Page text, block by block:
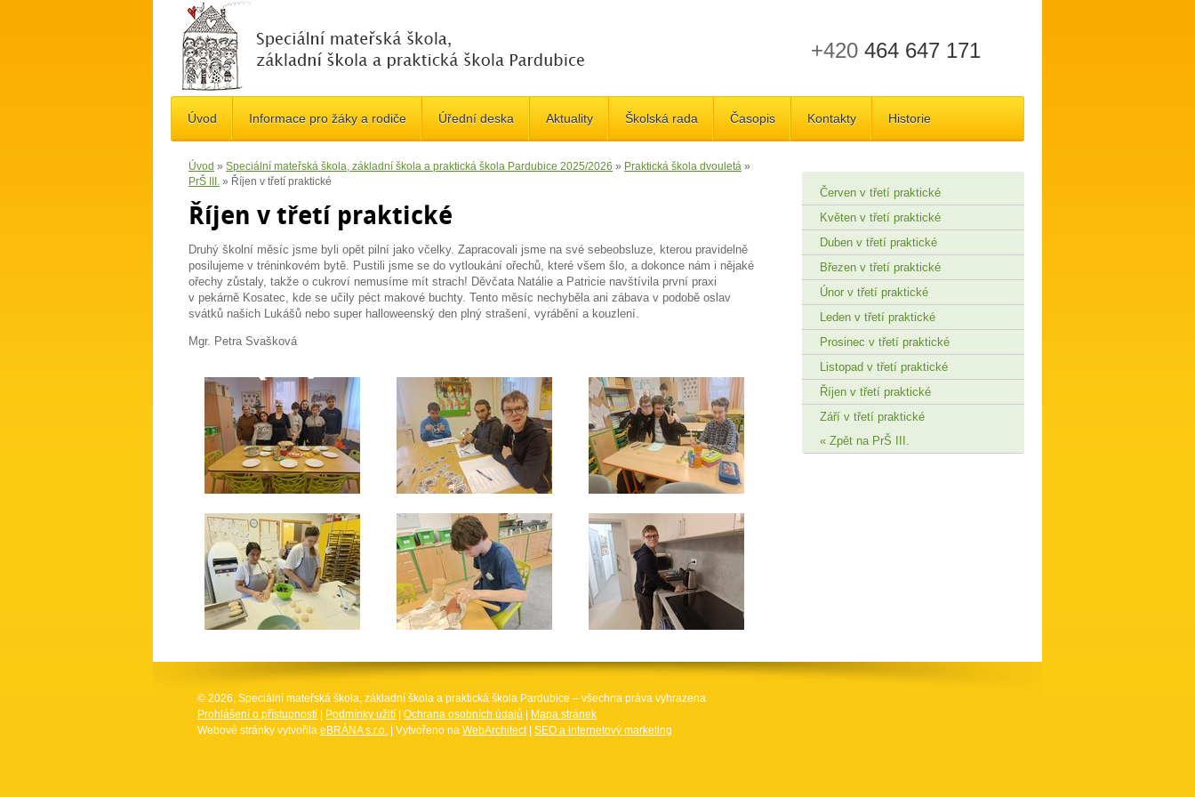
+420 464 647 171
Úvod Informace pro žáky a rodiče Úřední deska Aktuality Školská rada Časopis Kontakty Historie
Úvod » Speciální mateřská škola, základní škola a praktická škola Pardubice 2025/2026 » Praktická škola dvouletá »
PrŠ III. » Říjen v třetí praktické
Říjen v třetí praktické
Druhý školní měsíc jsme byli opět pilní jako včelky. Zapracovali jsme na své sebeobsluze, kterou pravidelně
posilujeme v tréninkovém bytě. Pustili jsme se do vytloukání ořechů, které všem šlo, a dokonce nám i nějaké
ořechy zůstaly, takže o cukroví nemusíme mít strach! Děvčata Natálie a Patricie navštívila první praxi
v pekárně Kosatec, kde se učily péct makové buchty. Tento měsíc nechyběla ani zábava v podobě oslav
svátků našich Lukášů nebo super halloweenský den plný strašení, vyrábění a kouzlení.
Mgr. Petra Svašková
Červen v třetí praktické
Květen v třetí praktické
Duben v třetí praktické
Březen v třetí praktické
Únor v třetí praktické
Leden v třetí praktické
Prosinec v třetí praktické
Listopad v třetí praktické
Říjen v třetí praktické
Září v třetí praktické
Zpět na PrŠ III.
© 2026, Speciální mateřská škola, základní škola a praktická škola Pardubice – všechna práva vyhrazena
Prohlášení o přístupnosti
Podmínky užití Ochrana osobních údajů
Mapa stránek
Webové stránky vytvořila eBRÁNA s.r.o. | Vytvořeno na WebArchitect| SEO a internetový marketing